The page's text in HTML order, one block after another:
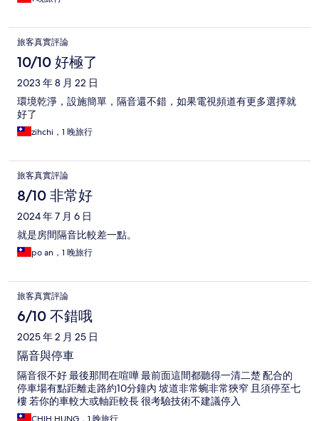
旅客真實評論
10/10 好極了
2023 年 8 月 22 日
環境乾淨，設施簡單，隔音還不錯，如果電視頻道有更多選擇就
好了
zihchi，1 晚旅行
旅客真實評論
8/10 非常好
2024 年 7 月 6 日
就是房間隔音比較差一點。
po an，1 晚旅行
旅客真實評論
6/10 不錯哦
2025 年 2 月 25 日
隔音與停車
隔音很不好 最後那間在喧嘩 最前面這間都聽得一清二楚 配合的
停車場有點距離走路約10分鐘內 坡道非常蜿非常狹窄 且須停至七
樓 若你的車較大或軸距較長 很考驗技術不建議停入